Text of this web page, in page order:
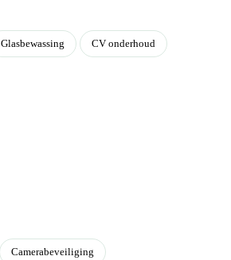
Glasbewassing CV onderhoud
Camerabeveiliging